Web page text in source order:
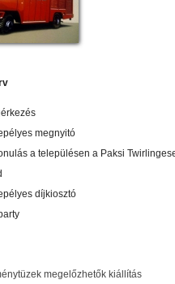
megnyitó
a településen a Paksi
díjkiosztó
megelőzhetők kiállítás